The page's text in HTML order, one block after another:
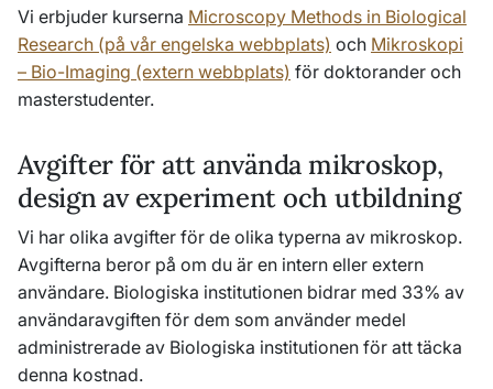
Vi erbjuder kurserna Microscopy Methods in Biological
Research (på vår engelska webbplats) och Mikroskopi
– Bio-Imaging (extern webbplats) för doktorander och
masterstudenter.
Avgifter för att använda mikroskop,
design av experiment och utbildning
Vi har olika avgifter för de olika typerna av mikroskop.
Avgifterna beror på om du är en intern eller extern
användare. Biologiska institutionen bidrar med 33% av
användaravgiften för dem som använder medel
administrerade av Biologiska institutionen för att täcka
denna kostnad.